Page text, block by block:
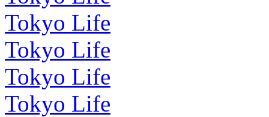
Tokyo Life
Tokyo Life
Tokyo Life
Tokyo Life